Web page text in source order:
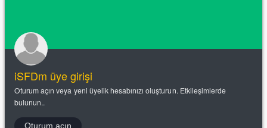
iSFDm üye girişi
Oturum açın veya yeni üyelik hesabınızı oluşturun. Etkileşimlerde
bulunun..
Oturum açın